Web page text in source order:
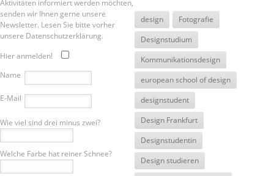
Aktivitäten informiert werden möchten,
senden wir Ihnen gerne unsere
Newsletter. Lesen Sie bitte vorher
unsere Datenschutzerklärung.
Hier anmelden!
Name
E-Mail
Wie viel sind drei minus zwei?
Welche Farbe hat reiner Schnee?
design
Fotografie
Designstudium
Kommunikationsdesign
european school of design
designstudent
Design Frankfurt
Designstudentin
Design studieren